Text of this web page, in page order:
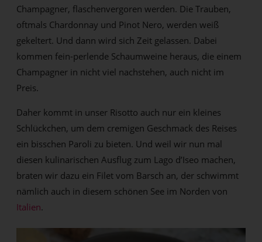
Champagner, flaschenvergoren werden. Die Trauben,
oftmals Chardonnay und Pinot Nero, werden weiß
gekeltert. Und dann wird sich Zeit gelassen. Dabei
kommen fein-perlende Schaumweine heraus, die einem
Champagner in nicht viel nachstehen, auch nicht im
Preis.
Daher kommt in unser Risotto auch nur ein kleines
Schlückchen, um dem cremigen Geschmack des Reises
ein bisschen Paroli zu bieten. Und weil wir nun mal
diesen kulinarischen Ausflug zum Lago d’Iseo machen,
braten wir dazu ein Filet vom Barsch an, der schwimmt
nämlich auch in diesem schönen See im Norden von
Italien.